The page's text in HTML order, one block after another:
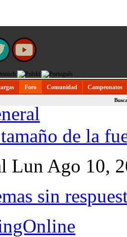
Foro Comunidad Campeonatos
de la
Lun Ago 10,
sin